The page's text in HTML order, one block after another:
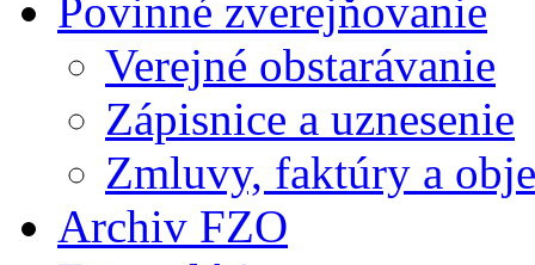
Povinné zverejňovanie
Verejné obstarávanie
Zápisnice a uznesenie
Zmluvy, faktúry a
Archiv FZO